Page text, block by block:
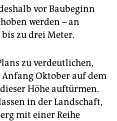
vor Baubeginn
werden – an
zu drei Meter.
zu verdeutlichen,
Anfang Oktober auf dem
Höhe auftürmen.
in der Landschaft,
mit einer Reihe